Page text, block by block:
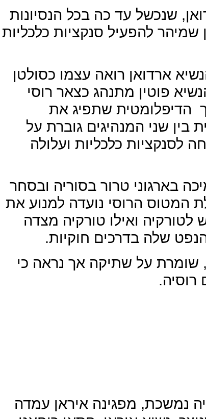
שנכשל עד כה בכל הנסיונות
שמיהר להפעיל סנקציות כלכליות
ארדואן רואה עצמו כסולטן
פוטין מתנהג כצאר רוסי
הדיפלומטית שתפיג את
בין שני המנהיגים גוברת על
לסנקציות כלכליות ועלולה
בארגוני טרור בסוריה ובסחר
המטוס הרוסי נועדה למנוע את
ואילו טורקיה מצדה
שלה בדרכים חוקיות.
שומרת על שתיקה אך נראה כי
רוסיה.
נמשכת, מפגינה איראן עמדה